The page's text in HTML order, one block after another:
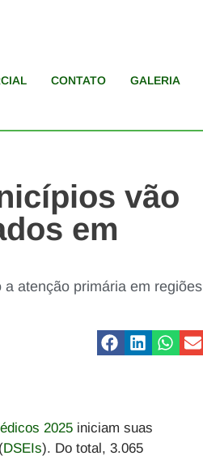
CONTATO GALERIA
vão
em
atenção primária em regiões
2025 iniciam suas
DSEIs). Do total, 3.065